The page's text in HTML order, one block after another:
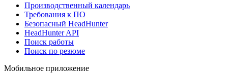
Производственный календарь
Требования к ПО
Безопасный HeadHunter
HeadHunter API
Поиск работы
Поиск по резюме
Мобильное приложение